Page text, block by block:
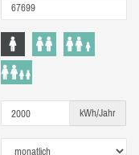
kWh/Jahr